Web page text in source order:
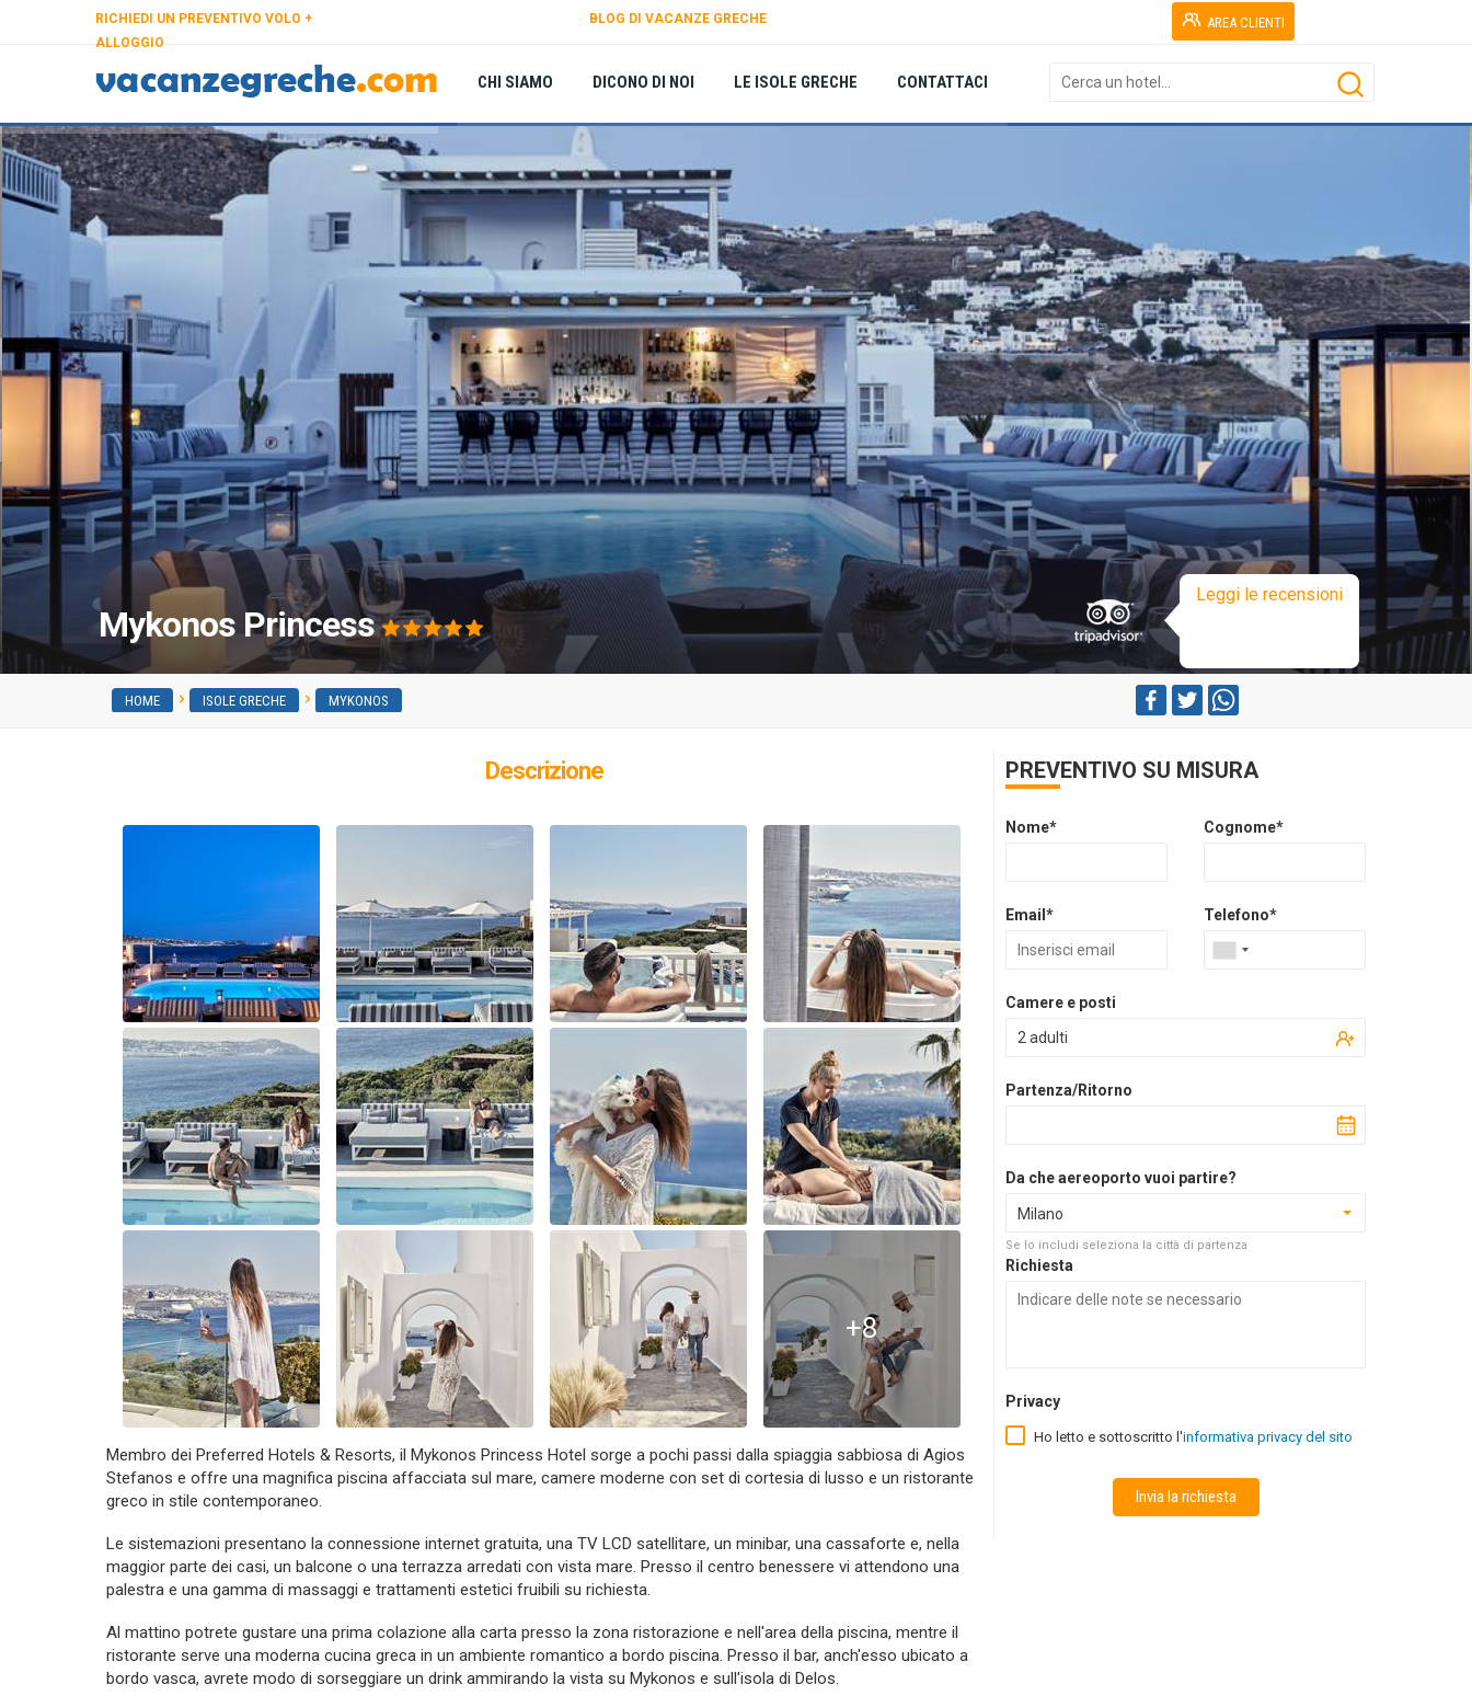
AREA CLIENTI
RICHIEDI UN PREVENTIVO VOLO +
ALLOGGIO
BLOG DI VACANZE GRECHE
CHI SIAMO DICONO DI NOI LE ISOLE GRECHE CONTATTACI
Leggi le recensioni
Mykonos Princess
HOME ISOLE GRECHE MYKONOS
Descrizione
+8
Membro dei Preferred Hotels & Resorts, il Mykonos Princess Hotel sorge a pochi passi dalla spiaggia sabbiosa di Agios
Stefanos e offre una magnifica piscina affacciata sul mare, camere moderne con set di cortesia di lusso e un ristorante
greco in stile contemporaneo.
Le sistemazioni presentano la connessione internet gratuita, una TV LCD satellitare, un minibar, una cassaforte e, nella
maggior parte dei casi, un balcone o una terrazza arredati con vista mare. Presso il centro benessere vi attendono una
palestra e una gamma di massaggi e trattamenti estetici fruibili su richiesta.
Al mattino potrete gustare una prima colazione alla carta presso la zona ristorazione e nell'area della piscina, mentre il
ristorante serve una moderna cucina greca in un ambiente romantico a bordo piscina. Presso il bar, anch'esso ubicato a
bordo vasca, avrete modo di sorseggiare un drink ammirando la vista su Mykonos e sull'isola di Delos.
PREVENTIVO SU MISURA
Nome* Cognome*
Email* Telefono*
Camere e posti
2 adulti
Partenza/Ritorno
Da che aereoporto vuoi partire?
Milano
Se lo includi seleziona la città di partenza
Richiesta
Privacy
Ho letto e sottoscritto l'informativa privacy del sito
Invia la richiesta